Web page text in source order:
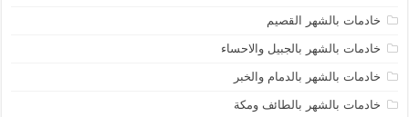
خادمات بالشهر القصيم
خادمات بالشهر بالجبيل والاحساء
خادمات بالشهر بالدمام والخبر
خادمات بالشهر بالطائف ومكة